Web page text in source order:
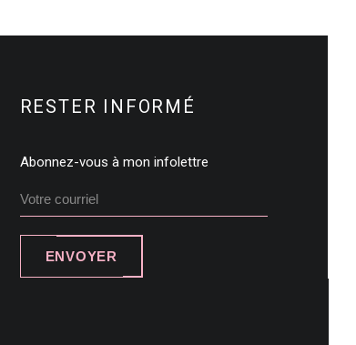
RESTER INFORMÉ
Abonnez-vous à mon infolettre
ENVOYER